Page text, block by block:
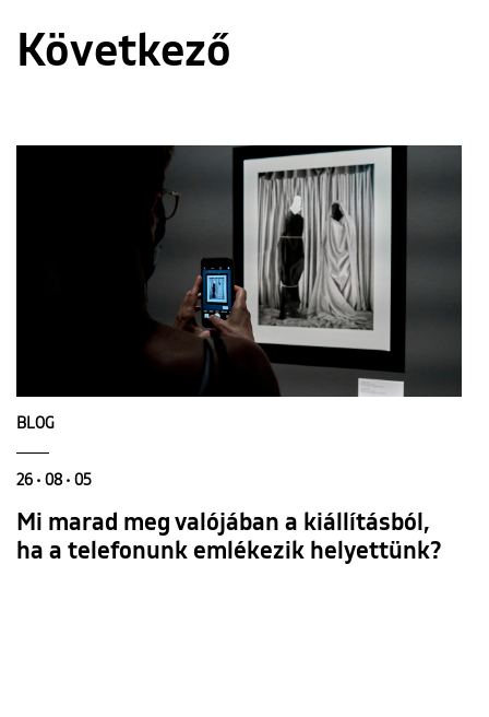
Következő
BLOG
26 • 08 • 05
Mi marad meg valójában a kiállításból,
ha a telefonunk emlékezik helyettünk?